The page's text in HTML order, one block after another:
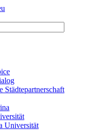
Städtepartnerschaft
Universität